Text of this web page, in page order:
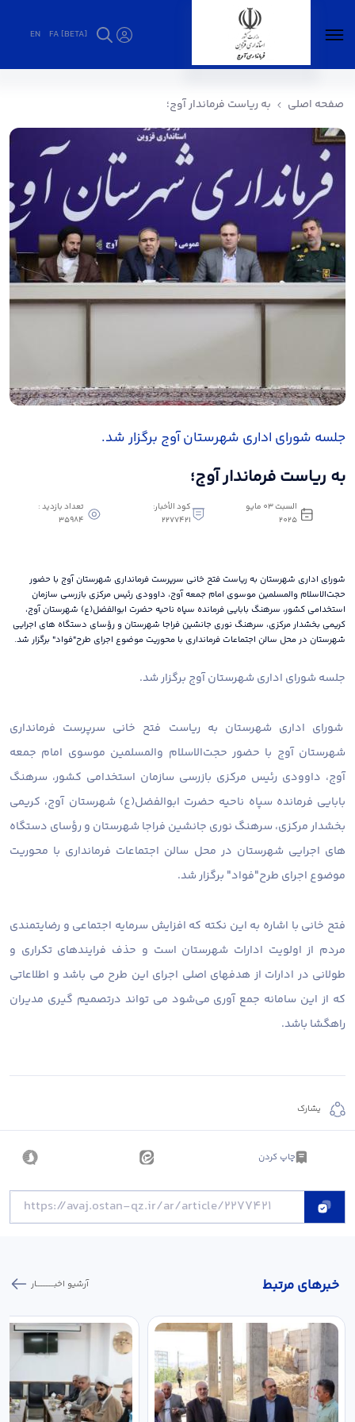
FA [BETA]
EN
صفحه اصلی به ریاست فرماندار آوج؛
جلسه شورای اداری شهرستان آوج برگزار شد.
به ریاست فرماندار آوج؛
السبت ٠٣ مايو
٢٠٢٥
كود الأخبار:
2277421
تعداد بازدید :
35984
شورای اداری شهرستان به ریاست فتح خانی سرپرست فرمانداری شهرستان آوج با حضور
حجت‌الاسلام والمسلمین موسوی امام جمعه آوج، داوودی رئیس مرکزی بازرسی سازمان
استخدامی کشور، سرهنگ بابایی فرمانده سپاه ناحیه حضرت ابوالفضل(ع) شهرستان آوج،
کریمی بخشدار مرکزی، سرهنگ نوری جانشین فراجا شهرستان و رؤسای دستگاه های اجرایی
شهرستان در محل سالن اجتماعات فرمانداری با محوریت موضوع اجرای طرح"فواد" برگزار شد.
جلسه شورای اداری شهرستان آوج برگزار شد.
شورای اداری شهرستان به ریاست فتح خانی سرپرست فرمانداری
شهرستان آوج با حضور حجت‌الاسلام والمسلمین موسوی امام جمعه
آوج، داوودی رئیس مرکزی بازرسی سازمان استخدامی کشور، سرهنگ
بابایی فرمانده سپاه ناحیه حضرت ابوالفضل(ع) شهرستان آوج، کریمی
بخشدار مرکزی، سرهنگ نوری جانشین فراجا شهرستان و رؤسای دستگاه
های اجرایی شهرستان در محل سالن اجتماعات فرمانداری با محوریت
موضوع اجرای طرح"فواد" برگزار شد.
فتح خانی با اشاره به این نکته که افزایش سرمایه اجتماعی و رضایتمندی
مردم از اولویت ادارات شهرستان است و حذف فرایندهای تکراری و
طولانی در ادارات از هدفهای اصلی اجرای این طرح می باشد و اطلاعاتی
که از این سامانه جمع آوری می‌شود می تواند درتصمیم گیری مدیران
راهگشا باشد.
يشارك
چاپ کردن
خبر‌های مرتبط آرشیو اخبـــــــــــار